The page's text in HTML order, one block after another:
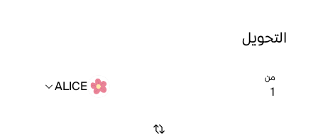
التحويل
من ALICE